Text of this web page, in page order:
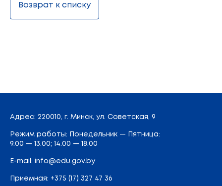
Возврат к списку
Адрес: 220010, г. Минск, ул. Советская, 9
Режим работы: Понедельник — Пятница:
9.00 — 13.00; 14.00 — 18.00
E-mail: info@edu.gov.by
Приемная: +375 (17) 327 47 36